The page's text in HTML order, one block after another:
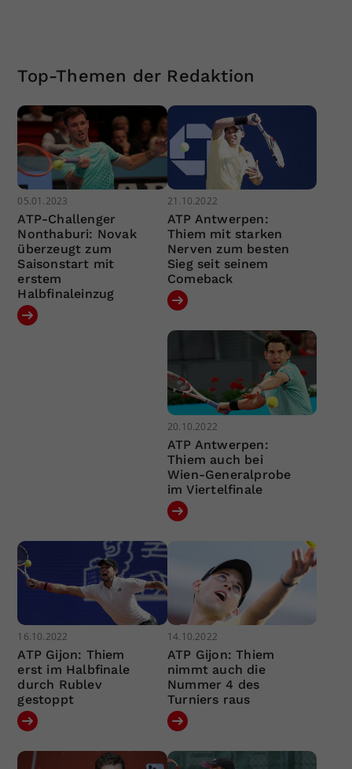
Top-Themen der Redaktion
05.01.2023
ATP-Challenger
Nonthaburi: Novak
überzeugt zum
Saisonstart mit
erstem
Halbfinaleinzug
21.10.2022
ATP Antwerpen:
Thiem mit starken
Nerven zum besten
Sieg seit seinem
Comeback
20.10.2022
ATP Antwerpen:
Thiem auch bei
Wien-Generalprobe
im Viertelfinale
16.10.2022
ATP Gijon: Thiem
erst im Halbfinale
durch Rublev
gestoppt
14.10.2022
ATP Gijon: Thiem
nimmt auch die
Nummer 4 des
Turniers raus